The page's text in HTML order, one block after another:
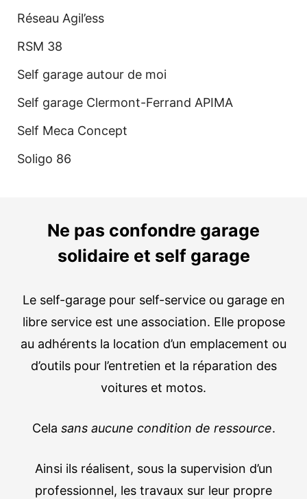
Réseau Agil’ess
RSM 38
Self garage autour de moi
Self garage Clermont-Ferrand APIMA
Self Meca Concept
Soligo 86
Ne pas confondre garage
solidaire et self garage
Le self-garage pour self-service ou garage en
libre service est une association. Elle propose
au adhérents la location d’un emplacement ou
d’outils pour l’entretien et la réparation des
voitures et motos.
Cela sans aucune condition de ressource.
Ainsi ils réalisent, sous la supervision d’un
professionnel, les travaux sur leur propre